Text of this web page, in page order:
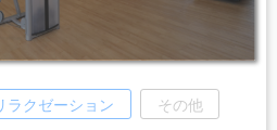
ラクゼーション その他